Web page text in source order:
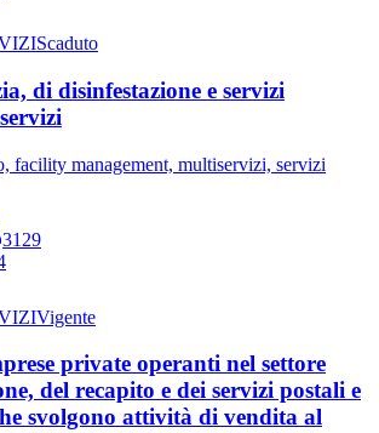
Scaduto
di disinfestazione e servizi
facility management, multiservizi, servizi
3129
Vigente
private operanti nel settore
del recapito e dei servizi postali e
svolgono attività di vendita al